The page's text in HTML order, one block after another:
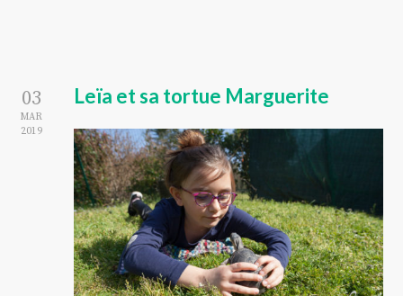
03
MAR
2019
Leïa et sa tortue Marguerite